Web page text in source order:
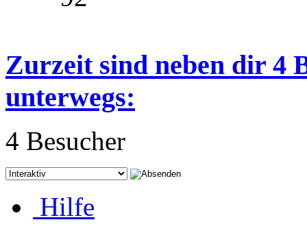
Zurzeit sind neben dir 4
unterwegs:
4 Besucher
Hilfe